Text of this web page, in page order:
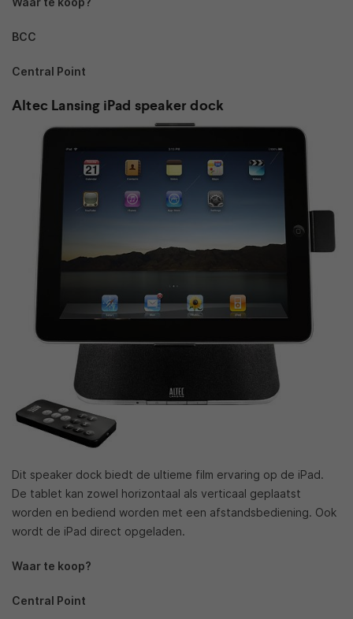
BCC
Central Point
Altec Lansing iPad speaker dock
Dit speaker dock biedt de ultieme film ervaring op de iPad.
De tablet kan zowel horizontaal als verticaal geplaatst
worden en bediend worden met een afstandsbediening. Ook
wordt de iPad direct opgeladen.
Waar te koop?
Central Point